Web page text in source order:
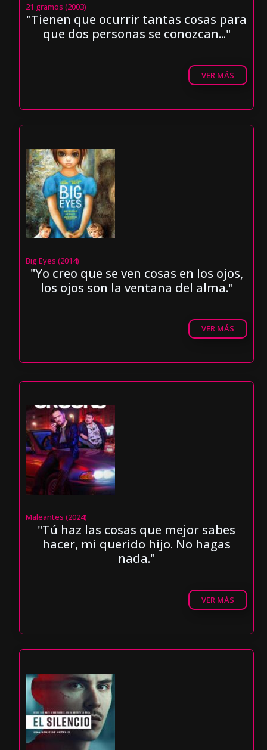
21 gramos (2003)
"Tienen que ocurrir tantas cosas para
que dos personas se conozcan..."
VER MÁS
Big Eyes (2014)
"Yo creo que se ven cosas en los ojos,
los ojos son la ventana del alma."
VER MÁS
Maleantes (2024)
"Tú haz las cosas que mejor sabes
hacer, mi querido hijo. No hagas
nada."
VER MÁS